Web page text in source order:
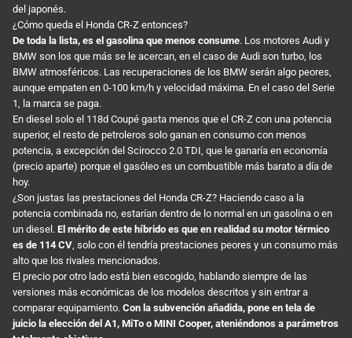
del japonés.
¿Cómo queda el Honda CR-Z entonces?
De toda la lista, es el gasolina que menos consume. Los motores Audi y
BMW son los que más se le acercan, en el caso de Audi son turbo, los
BMW atmosféricos. Las recuperaciones de los BMW serán algo peores,
aunque empaten en 0-100 km/h y velocidad máxima. En el caso del Serie
1, la marca se paga.
En diesel solo el 118d Coupé gasta menos que el CR-Z con una potencia
superior, el resto de petroleros solo ganan en consumo con menos
potencia, a excepción del Scirocco 2.0 TDI, que le ganaría en economía
(precio aparte) porque el gasóleo es un combustible más barato a día de
hoy.
¿Son justas las prestaciones del Honda CR-Z? Haciendo caso a la
potencia combinada no, estarían dentro de lo normal en un gasolina o en
un diesel. El mérito de este híbrido es que en realidad su motor térmico
es de 114 CV , solo con él tendría prestaciones peores y un consumo más
alto que los rivales mencionados.
El precio por otro lado está bien escogido, hablando siempre de las
versiones más económicas de los modelos descritos y sin entrar a
comparar equipamiento. Con la subvención añadida, pone en tela de
juicio la elección del A1, MiTo o MINI Cooper, ateniéndonos a parámetros